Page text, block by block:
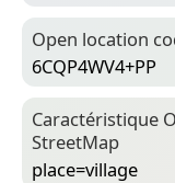
Open location
6CQP4WV4+PP
Caractéristique
Street­Map
place=­village